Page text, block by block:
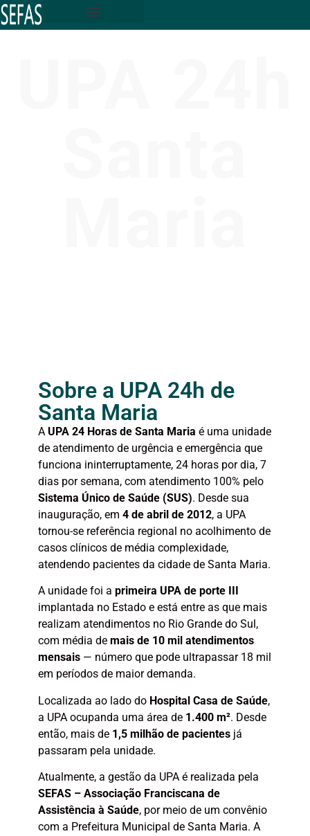
Sobre a UPA 24h de
Santa Maria
A UPA 24 Horas de Santa Maria é uma unidade
de atendimento de urgência e emergência que
funciona ininterruptamente, 24 horas por dia, 7
dias por semana, com atendimento 100% pelo
Sistema Único de Saúde (SUS). Desde sua
inauguração, em 4 de abril de 2012, a UPA
tornou-se referência regional no acolhimento de
casos clínicos de média complexidade,
atendendo pacientes da cidade de Santa Maria.
A unidade foi a primeira UPA de porte III
implantada no Estado e está entre as que mais
realizam atendimentos no Rio Grande do Sul,
com média de mais de 10 mil atendimentos
mensais — número que pode ultrapassar 18 mil
em períodos de maior demanda.
Localizada ao lado do Hospital Casa de Saúde,
a UPA ocupanda uma área de 1.400 m². Desde
então, mais de 1,5 milhão de pacientes já
passaram pela unidade.
Atualmente, a gestão da UPA é realizada pela
SEFAS – Associação Franciscana de
Assistência à Saúde, por meio de um convênio
com a Prefeitura Municipal de Santa Maria. A